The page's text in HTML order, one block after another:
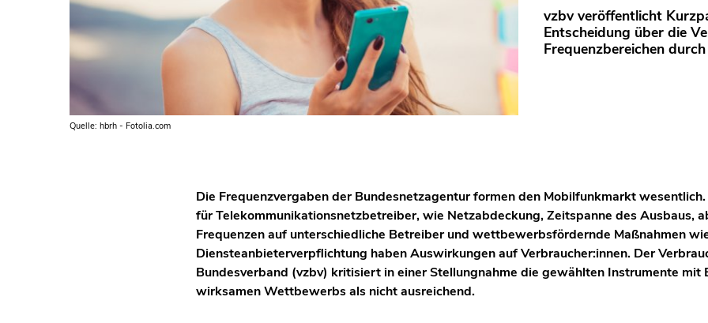
Quelle: hbrh - Fotolia.com
vzbv veröffentlicht
Entscheidung über die
Frequenzbereichen
Die Frequenzvergaben der Bundesnetzagentur formen den Mobilfunkmarkt
für Telekommunikationsnetzbetreiber, wie Netzabdeckung, Zeitspanne des Ausbaus,
Frequenzen auf unterschiedliche Betreiber und wettbewerbsfördernde Maßnahmen
Diensteanbieterverpflichtung haben Auswirkungen auf Verbraucher:innen. Der
Bundesverband (vzbv) kritisiert in einer Stellungnahme die gewählten Instrumente mit
wirksamen Wettbewerbs als nicht ausreichend.